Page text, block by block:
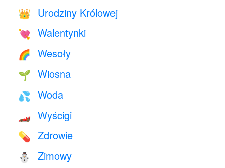
👑 Urodziny Królowej
💘 Walentynki
🌈 Wesoły
🌱 Wiosna
💦 Woda
🏎 Wyścigi
💊 Zdrowie
⛄ Zimowy